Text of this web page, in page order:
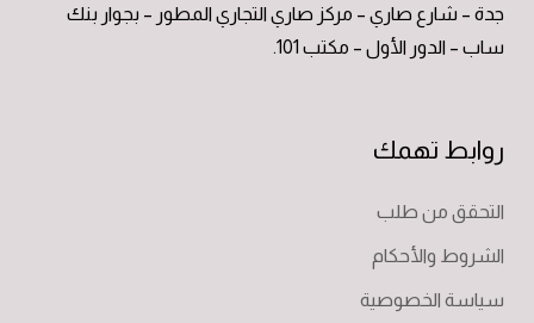
جدة – شارع صاري – مركز صاري التجاري المطور – بجوار بنك
ساب – الدور الأول – مكتب 101.
روابط تهمك
التحقق من طلب
الشروط والأحكام
سياسة الخصوصية